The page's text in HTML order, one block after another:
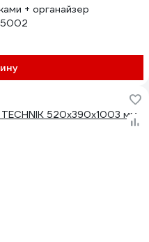
+ органайзер